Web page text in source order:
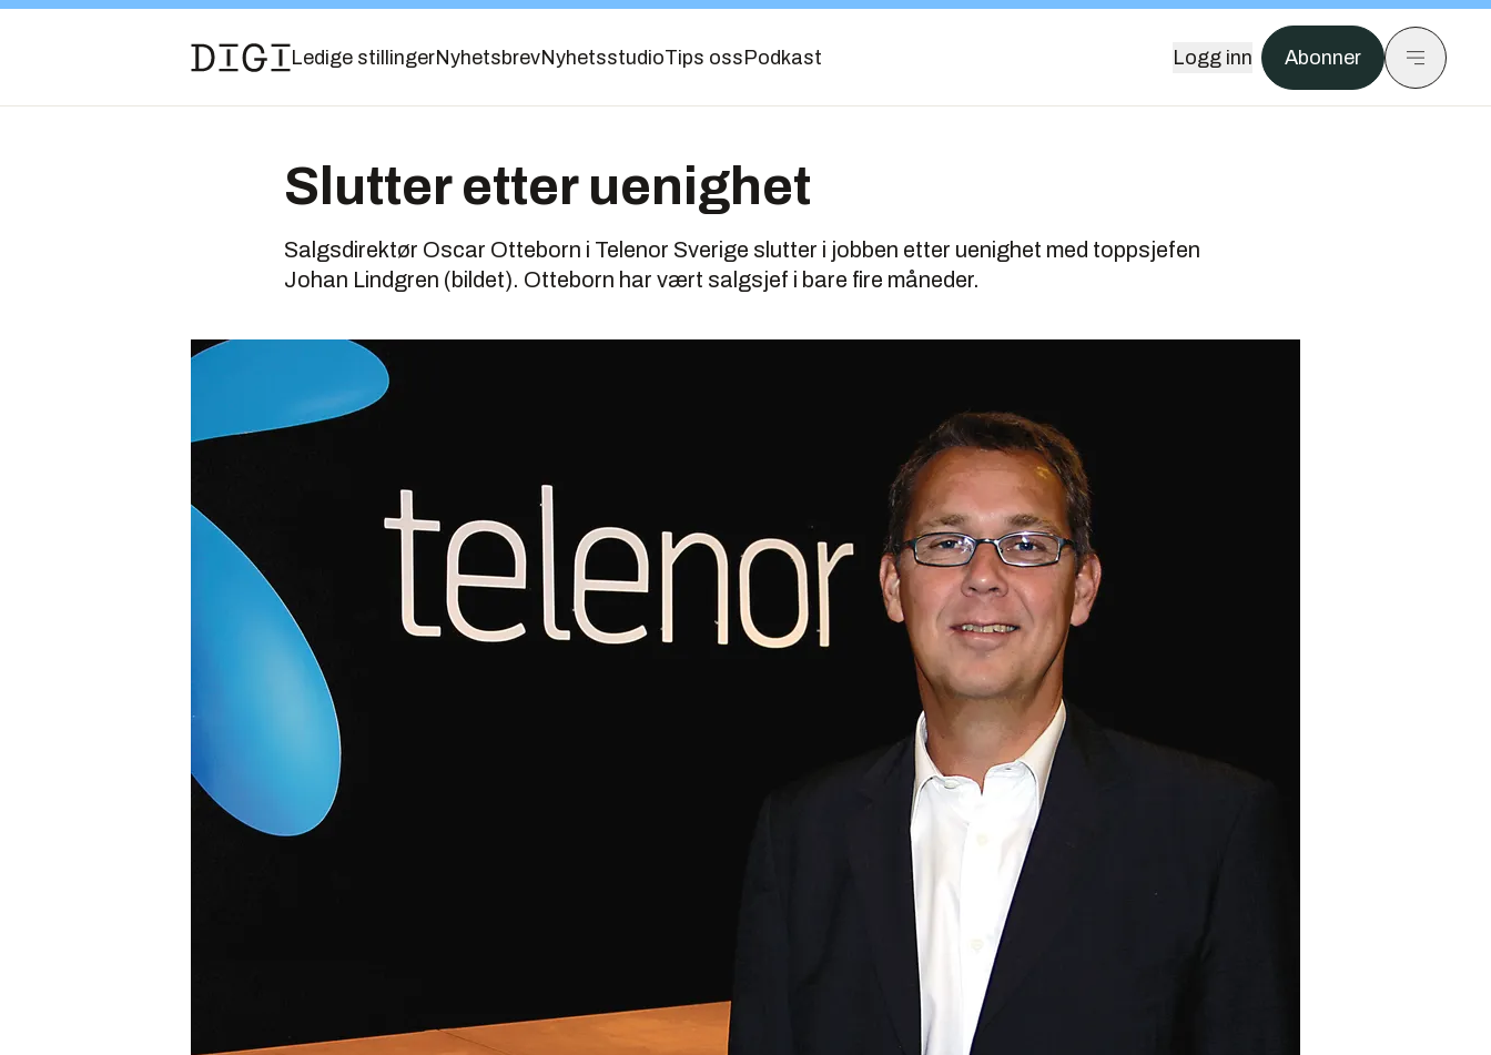
Ledige stillingerNyhetsbrevNyhetsstudioTips oss Podkast Logg inn Abonner
Slutter etter uenighet
Salgsdirektør Oscar Otteborn i Telenor Sverige slutter i jobben etter uenighet med toppsjefen
Johan Lindgren (bildet). Otteborn har vært salgsjef i bare fire måneder.